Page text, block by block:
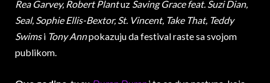
Rea Garvey, Robert Plantuz Saving Grace feat. Suzi Dian,
Seal, Sophie Ellis-Bextor, St. Vincent, Take That, Teddy
Swimsi Tony Annpokazuju da festival raste sa svojom
publikom.